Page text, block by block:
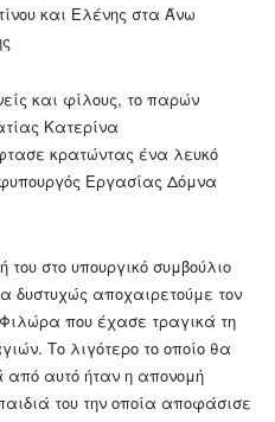
και Ελένης στα Άνω
και φίλους, το παρών
Κατερίνα
κρατώντας ένα λευκό
Εργασίας Δόμνα
στο υπουργικό συμβούλιο
δυστυχώς αποχαιρετούμε τον
που έχασε τραγικά τη
Το λιγότερο το οποίο θα
αυτό ήταν η απονομή
του την οποία αποφάσισε